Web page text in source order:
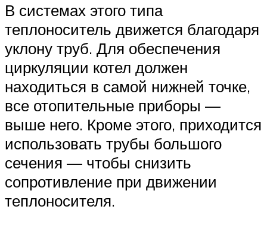
В системах этого типа
теплоноситель движется благодаря
уклону труб. Для обеспечения
циркуляции котел должен
находиться в самой нижней точке,
все отопительные приборы —
выше него. Кроме этого, приходится
использовать трубы большого
сечения — чтобы снизить
сопротивление при движении
теплоносителя.